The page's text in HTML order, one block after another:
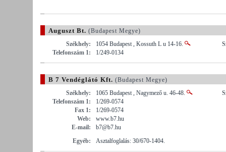
Auguszt Bt. (Budapest Megye)
Székhely:
1054 Budapest , Kossuth L u 14-16.
Telefonszám 1:
1/249-0134
B 7 Vendéglátó Kft. (Budapest Megye)
Székhely:
1065 Budapest , Nagymező u. 46-48.
Telefonszám 1:
1/269-0574
Fax 1:
1/269-0574
Web:
www.b7.hu
E-mail:
b7@b7.hu
Egyéb:
Asztalfoglalás: 30/670-1404.